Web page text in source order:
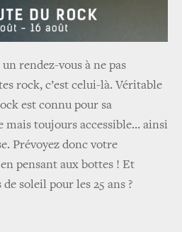
un rendez-vous à ne pas
rock, c’est celui-là. Véritable
est connu pour sa
toujours accessible… ainsi
Prévoyez donc votre
pensant aux bottes ! Et
soleil pour les 25 ans ?